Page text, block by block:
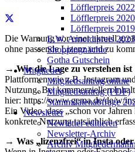
Löfflerpreis 2022
Löfflerpreis
Löfflerpreis 2019
E.W. Arnoldipreis 2023
Shoppingnächte
Gotha Gutschein
Mitglieder
Mitgliedsantrag online
Mitgliedsantrag (PDF)
Stammdatenabfrage
Newsletter
Newletter editieren
Newsletter-Archiv
Archiv
Die Warnung vor einer aktuell
ohne passende Lizenz und zu
→ Wie die Lage zu verstehen ist
Plattformen wie z.B. Instagram
Nutzung. Bei kommerziellen
hier: https://www.gema.de/de/w/
Ein Video, dass „schon vor
konkrete Nutzung tatsächlich
→ Was „lizenzfrei“ in Insta